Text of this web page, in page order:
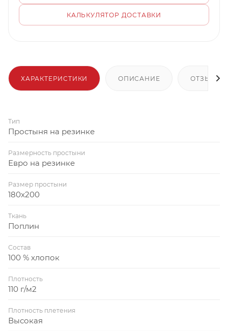
КАЛЬКУЛЯТОР ДОСТАВКИ
ХАРАКТЕРИСТИКИ ОПИСАНИЕ ОТЗЫВЫ
Тип
Простыня на резинке
Размерность простыни
Евро на резинке
Размер простыни
180x200
Ткань
Поплин
Состав
100 % хлопок
Плотность
110 г/м2
Плотность плетения
Высокая